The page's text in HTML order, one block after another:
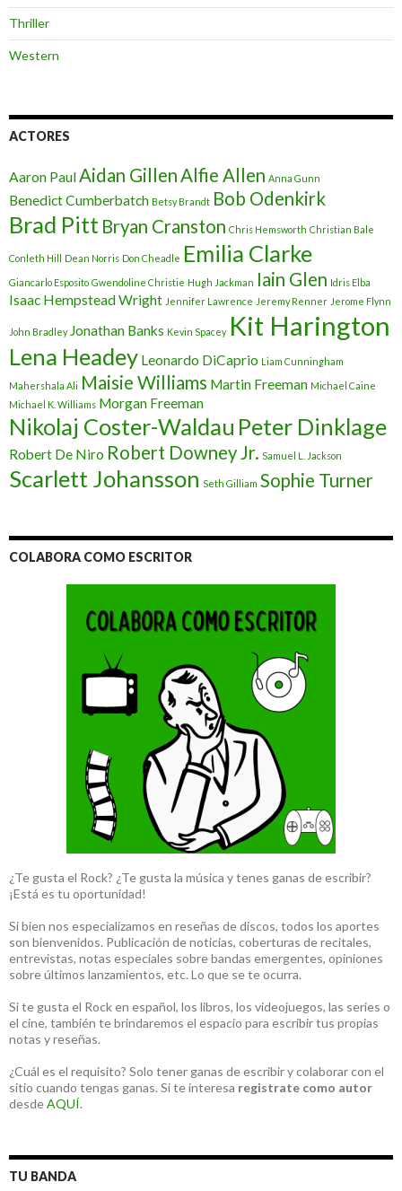
Thriller
Western
ACTORES
Aaron PaulAidan GillenAlfie Allen Anna Gunn
Benedict Cumberbatch Betsy Brandt Bob Odenkirk
Brad Pitt Bryan Cranston Chris Hemsworth Christian Bale
Conleth Hill Dean Norris Don Cheadle Emilia Clarke
Giancarlo Esposito Gwendoline Christie Hugh Jackman Iain Glen Idris Elba
Isaac Hempstead Wright Jennifer Lawrence Jeremy Renner Jerome Flynn
John Bradley Jonathan Banks Kevin Spacey Kit Harington
Lena Headey Leonardo DiCaprio Liam Cunningham
Mahershala Ali Maisie Williams Martin Freeman Michael Caine
Michael K. Williams Morgan Freeman
Nikolaj Coster-Waldau Peter Dinklage
Robert De Niro Robert Downey Jr. Samuel L. Jackson
Scarlett Johansson Seth Gilliam Sophie Turner
COLABORA COMO ESCRITOR
¿Te gusta el Rock? ¿Te gusta la música y tenes ganas de escribir?
¡Está es tu oportunidad!
Si bien nos especializamos en reseñas de discos, todos los aportes
son bienvenidos. Publicación de noticias, coberturas de recitales,
entrevistas, notas especiales sobre bandas emergentes, opiniones
sobre últimos lanzamientos, etc. Lo que se te ocurra.
Si te gusta el Rock en español, los libros, los videojuegos, las series o
el cine, también te brindaremos el espacio para escribir tus propias
notas y reseñas.
¿Cuál es el requisito? Solo tener ganas de escribir y colaborar con el
sitio cuando tengas ganas. Si te interesa registrate como autor
desdeAQUÍ.
TU BANDA